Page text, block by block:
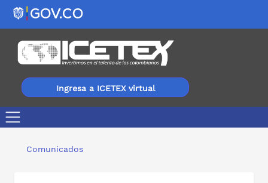
Ingresa a ICETEX virtual
Comunicados